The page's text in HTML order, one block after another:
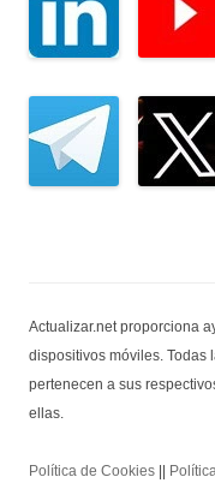
Actualizar.net proporciona
dispositivos móviles. Todas
pertenecen a sus
ellas.
Política de Cookies